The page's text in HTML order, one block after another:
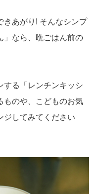
きあがり! そんなシンプ
」なら、晩ごはん前の
する「レンチンキッシ
ものや、こどものお気
ジしてみてください